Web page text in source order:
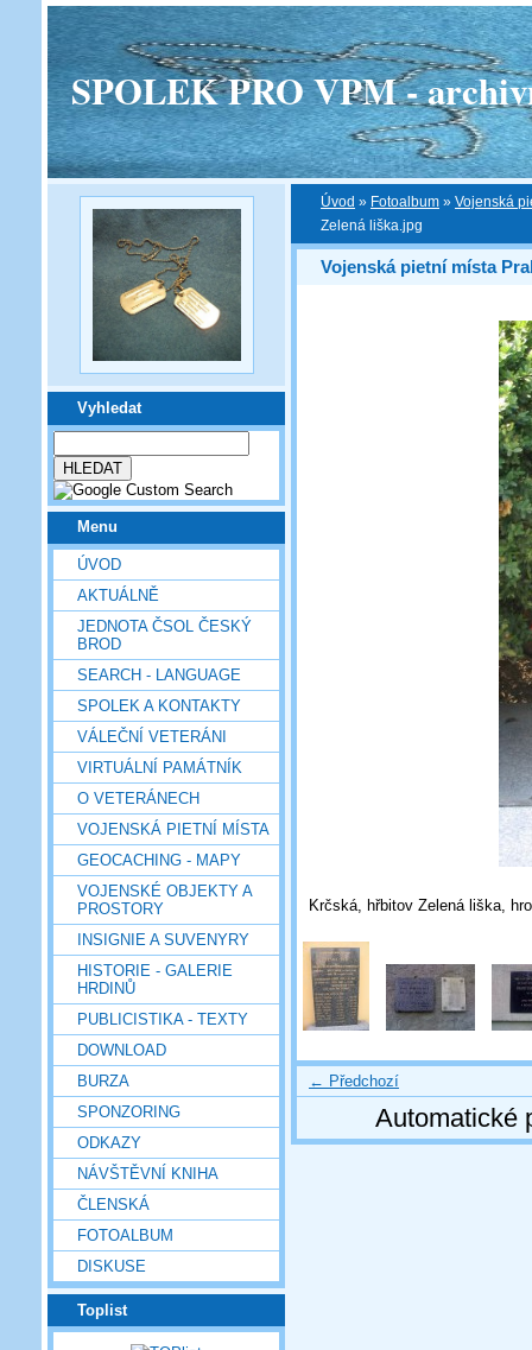
SPOLEK PRO VPM -
Vyhledat
Menu
ÚVOD
AKTUÁLNĚ
JEDNOTA ČSOL ČESKÝ
BROD
SEARCH - LANGUAGE
SPOLEK A KONTAKTY
VÁLEČNÍ VETERÁNI
VIRTUÁLNÍ PAMÁTNÍK
O VETERÁNECH
VOJENSKÁ PIETNÍ MÍSTA
GEOCACHING - MAPY
VOJENSKÉ OBJEKTY A
PROSTORY
INSIGNIE A SUVENYRY
HISTORIE - GALERIE
HRDINŮ
PUBLICISTIKA - TEXTY
DOWNLOAD
BURZA
SPONZORING
ODKAZY
NÁVŠTĚVNÍ KNIHA
ČLENSKÁ
FOTOALBUM
DISKUSE
Toplist
Úvod » Fotoalbum » Vojenská
Zelená liška.jpg
Vojenská pietní místa
Krčská, hřbitov Zelená liška,
← Předchozí
Automatické